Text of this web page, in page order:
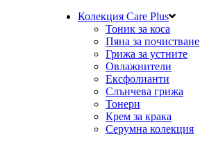
Колекция Care Plus
Тоник за коса
Пяна за почистване
Грижа за устните
Овлажнители
Ексфолианти
Слънчева грижа
Тонери
Крем за крака
Серумна колекция